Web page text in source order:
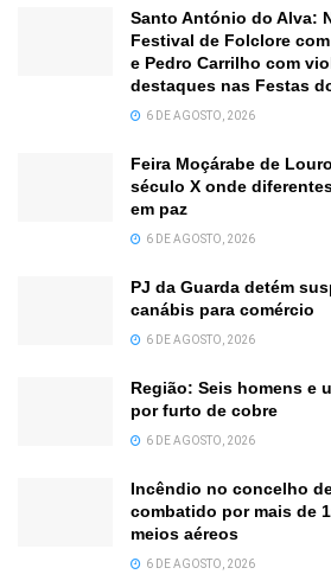
Santo António do Alva:
Festival de Folclore
e Pedro Carrilho com
destaques nas Festas
6 DE AGOSTO, 2026
Feira Moçárabe de
século X onde
em paz
6 DE AGOSTO, 2026
PJ da Guarda detém
canábis para comércio
6 DE AGOSTO, 2026
Região: Seis homens e
por furto de cobre
6 DE AGOSTO, 2026
Incêndio no concelho
combatido por mais de
meios aéreos
6 DE AGOSTO, 2026